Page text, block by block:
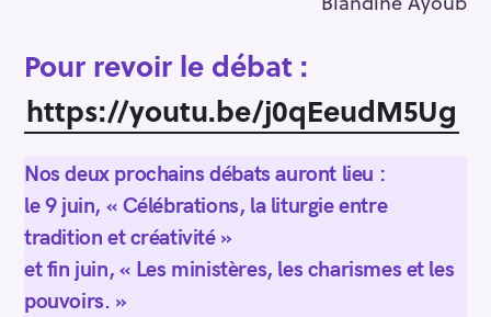
Pour revoir le débat :
https://youtu.be/j0qEeudM5Ug
Nos deux prochains débats auront lieu :
le 9 juin, « Célébrations, la liturgie entre
tradition et créativité »
et fin juin, « Les ministères, les charismes et les
pouvoirs. »